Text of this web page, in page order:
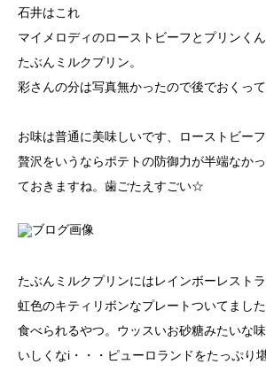
石井はこれ
マイメロディのローストビーフとプリンく
たぶんミルクプリン。
彩さんの分は写真無かったので後でおくっ
お味は普通に美味しいです、ローストビー
贅沢をいうならポテトの防御力が半端なか
ておきますね。歯ごたえすごい☆
たぶんミルクプリンにはレインボーレスト
虹色のキティリボンなプレートついてました
食べられるやつ。ウッスいお砂糖みたいな
いしくなi・・・ピューロランドをたっぷり